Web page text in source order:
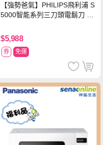
【強勢爸氣】PHILIPS飛利浦 S
5000智能系列三刀頭電鬍刀 S5
$5,988
券 免運